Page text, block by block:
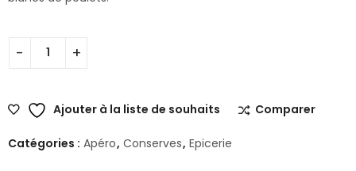
Ajouter à la liste de souhaits Comparer
Catégories : Apéro, Conserves, Epicerie